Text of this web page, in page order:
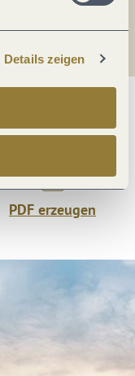
Details zeigen
PDF erzeugen